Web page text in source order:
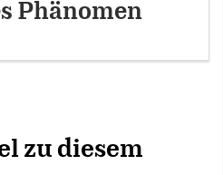
Phänomen
zu diesem